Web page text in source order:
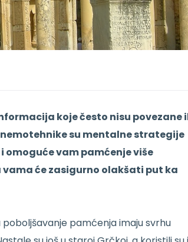
koje često nisu povezane
su mentalne strategije
vam pamćenje više
će zasigurno olakšati put ka
pamćenja imaju svrhu